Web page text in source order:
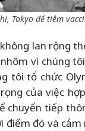
Tokyo để tiêm
lan rộng
vì chúng
tổ chức
của việc
tiếp
đó và